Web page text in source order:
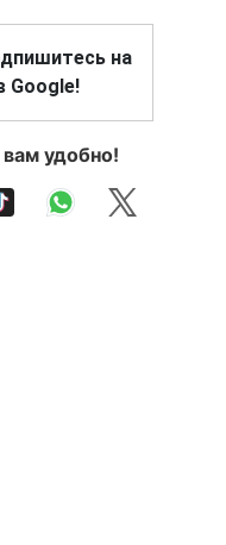
на
Google!
удобно!